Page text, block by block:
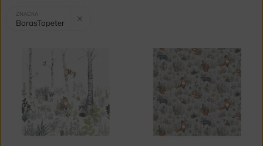
Vybrané
filtry:
ZNAČKA
BorasTapeter